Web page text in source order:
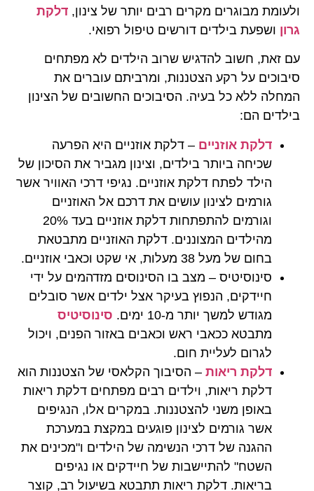
ולעומת מבוגרים מקרים רבים יותר של צינון, דלקת
גרון ושפעת בילדים דורשים טיפול רפואי.
עם זאת, חשוב להדגיש שרוב הילדים לא מפתחים
סיבוכים על רקע הצטננות, ומרביתם עוברים את
המחלה ללא כל בעיה. הסיבוכים החשובים של הצינון
בילדים הם:
דלקת אוזניים – דלקת אוזניים היא הפרעה
שכיחה ביותר בילדים, וצינון מגביר את הסיכון של
הילד לפתח דלקת אוזניים. נגיפי דרכי האוויר אשר
גורמים לצינון עושים את דרכם אל האוזניים
וגורמים להתפתחות דלקת אוזניים בעד 20%
מהילדים המצוננים. דלקת האוזניים מתבטאת
בחום של מעל 38 מעלות, אי שקט וכאבי אוזניים.
סינוסיטיס – מצב בו הסינוסים מזדהמים על ידי
חיידקים, הנפוץ בעיקר אצל ילדים אשר סובלים
מגודש למשך יותר מ-10 ימים.
סינוסיטיס
מתבטא ככאבי ראש וכאבים באזור הפנים, ויכול
לגרום לעליית חום.
דלקת ריאות – הסיבוך הקלאסי של הצטננות הוא
דלקת ריאות, וילדים רבים מפתחים דלקת ריאות
באופן משני להצטננות. במקרים אלו, הנגיפים
אשר גורמים לצינון פוגעים במקצת במערכת
ההגנה של דרכי הנשימה של הילדים ו"מכינים את
השטח" להתיישבות של חיידקים או נגיפים
בריאות. דלקת ריאות תתבטא בשיעול רב, קוצר